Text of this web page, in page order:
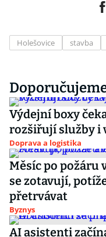
Holešovice stavba
Výdejní boxy
rozšiřují služby i
Doprava a logistika
Měsíc po požáru
se zotavují,
přetrvávat
Byznys
AI asistenti